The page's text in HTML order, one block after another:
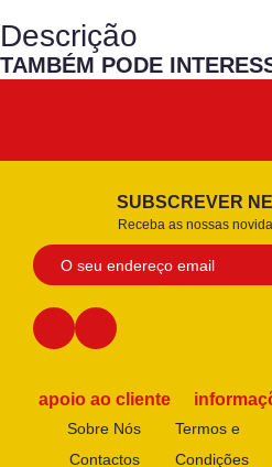
Descrição
TAMBÉM PODE
SUBSCREVER
Receba as nossas
apoio ao cliente
Sobre Nós
Contactos
Termos e
Condições